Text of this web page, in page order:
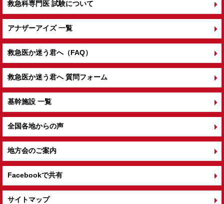
救急科専門医 試験について
アナザーアイズ 一覧
救急医か迷う君へ（FAQ）
救急医か迷う君へ 質問フォーム
基幹施設 一覧
全国各地からの声
地方会のご案内
Facebookで共有
サイトマップ